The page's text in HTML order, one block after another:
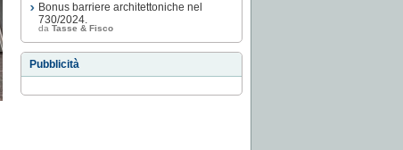
Bonus barriere architettoniche nel
730/2024.
da Tasse & Fisco
Pubblicità